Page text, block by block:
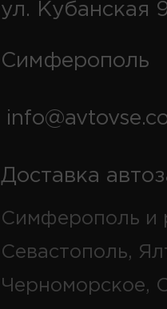
ул. Кубанская
Симферополь
Доставка
Симферополь и
Севастополь,
Черноморское,